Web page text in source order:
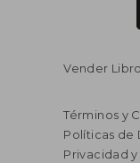
Vender
Términos y
Políticas de
Privacidad